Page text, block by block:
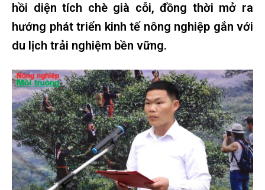
hồi diện tích chè già cỗi, đồng thời mở ra
hướng phát triển kinh tế nông nghiệp gắn với
du lịch trải nghiệm bền vững.